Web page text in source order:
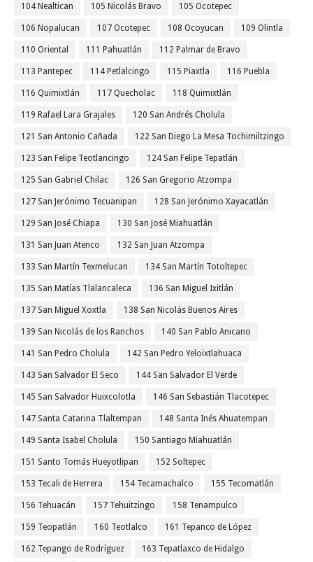
104 Nealtican 105 Nicolás Bravo 105 Ocotepec
106 Nopalucan 107 Ocotepec 108 Ocoyucan 109 Olintla
110 Oriental 111 Pahuatlán 112 Palmar de Bravo
113 Pantepec 114 Petlalcingo 115 Piaxtla 116 Puebla
116 Quimixtlán 117 Quecholac 118 Quimixtlán
119 Rafael Lara Grajales 120 San Andrés Cholula
121 San Antonio Cañada 122 San Diego La Mesa Tochimiltzingo
123 San Felipe Teotlancingo 124 San Felipe Tepatlán
125 San Gabriel Chilac 126 San Gregorio Atzompa
127 San Jerónimo Tecuanipan 128 San Jerónimo Xayacatlán
129 San José Chiapa 130 San José Miahuatlán
131 San Juan Atenco 132 San Juan Atzompa
133 San Martín Texmelucan 134 San Martín Totoltepec
135 San Matías Tlalancaleca 136 San Miguel Ixitlán
137 San Miguel Xoxtla 138 San Nicolás Buenos Aires
139 San Nicolás de los Ranchos 140 San Pablo Anicano
141 San Pedro Cholula 142 San Pedro Yeloixtlahuaca
143 San Salvador El Seco 144 San Salvador El Verde
145 San Salvador Huixcolotla 146 San Sebastián Tlacotepec
147 Santa Catarina Tlaltempan 148 Santa Inés Ahuatempan
149 Santa Isabel Cholula 150 Santiago Miahuatlán
151 Santo Tomás Hueyotlipan 152 Soltepec
153 Tecali de Herrera 154 Tecamachalco 155 Tecomatlán
156 Tehuacán 157 Tehuitzingo 158 Tenampulco
159 Teopatlán 160 Teotlalco 161 Tepanco de López
162 Tepango de Rodríguez 163 Tepatlaxco de Hidalgo